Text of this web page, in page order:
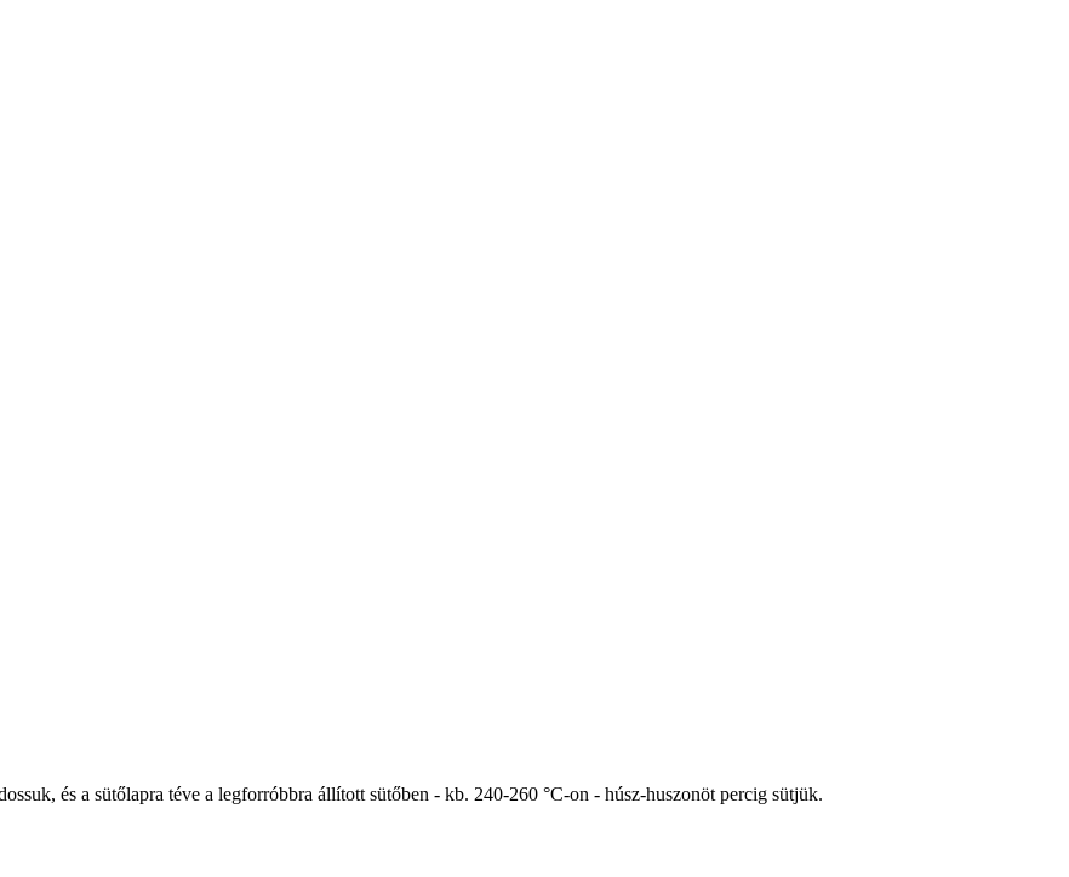
és a sütőlapra téve a legforróbbra állított sütőben - kb. 240-260 °C-on - húsz-huszonöt percig sütjük.